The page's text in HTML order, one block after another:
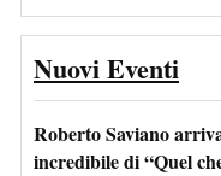
Nuovi Eventi
Roberto Saviano
incredibile di “Quel